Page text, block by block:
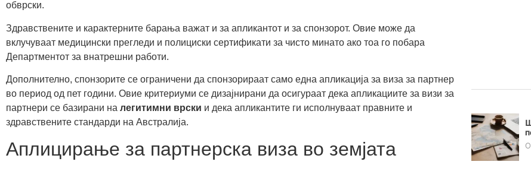
обврски.
Здравствените и карактерните барања важат и за апликантот и за спонзорот. Овие може да
вклучуваат медицински прегледи и полициски сертификати за чисто минато ако тоа го побара
Департментот за внатрешни работи.
Дополнително, спонзорите се ограничени да спонзорираат само една апликација за виза за партнер
во период од пет години. Овие критериуми се дизајнирани да осигураат дека апликациите за визи за
партнери се базирани на легитимни врски и дека апликантите ги исполнуваат правните и
здравствените стандарди на Австралија.
Аплицирање за партнерска виза во земјата